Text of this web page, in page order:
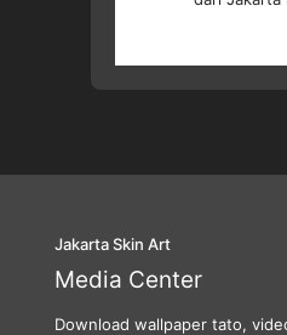
Jakarta Skin Art
Media Center
Download wallpaper tato,